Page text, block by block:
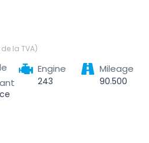
la TVA)
Engine
243
Mileage
90.500